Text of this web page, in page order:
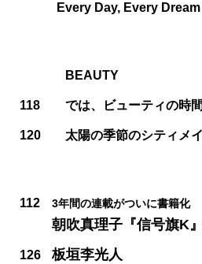
Every Day, Every Dream
BEAUTY
118 では、ビューティの時
120 太陽の季節のシティメ
112 3年間の連載がついに書籍化
朝吹真理子『信号旗K
126 板垣李光人